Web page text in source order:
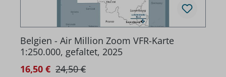
Belgien - Air Million Zoom VFR-Karte
1:250.000, gefaltet, 2025
Verkaufspreis:
16,50 € Regulärer Preis:
24,50 €